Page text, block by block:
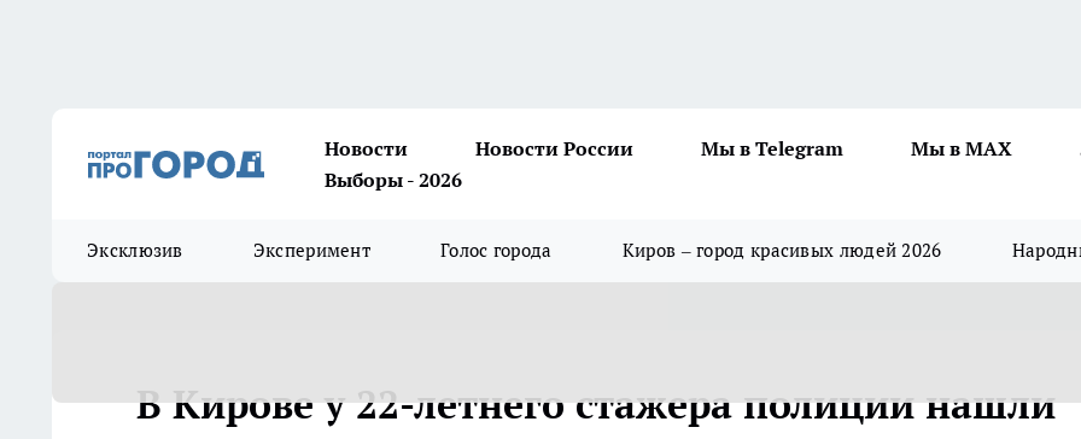
Новости Новости России Мы в Telegram Мы в MAX
Выборы - 2026
Эксклюзив Эксперимент Голос города Киров – город красивых людей 2026
В Кирове у 22-летнего стажера полиции нашли